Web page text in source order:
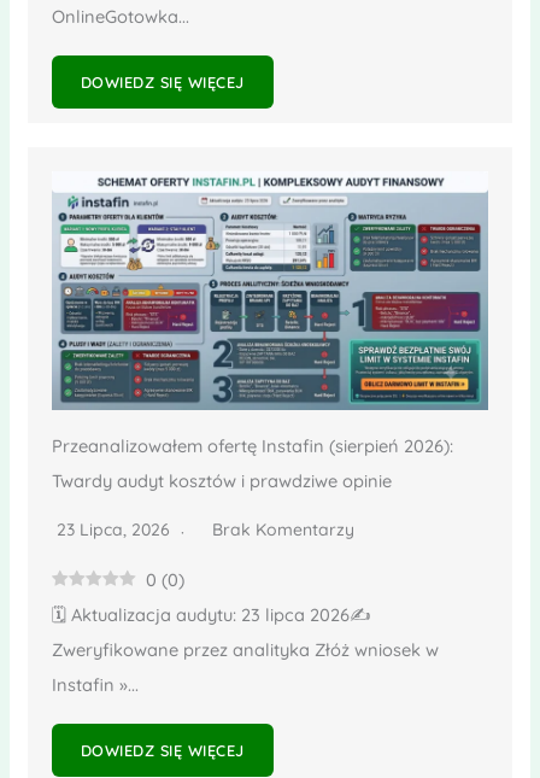
OnlineGotowka...
DOWIEDZ SIĘ WIĘCEJ
Przeanalizowałem ofertę Instafin (sierpień 2026):
Twardy audyt kosztów i prawdziwe opinie
23 Lipca, 2026 Brak Komentarzy
0 (0)
🗓️ Aktualizacja audytu: 23 lipca 2026✍️
Zweryfikowane przez analityka Złóż wniosek w
Instafin »...
DOWIEDZ SIĘ WIĘCEJ